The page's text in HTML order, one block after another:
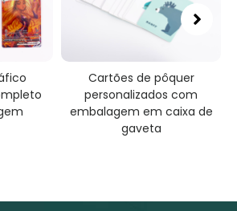
Cartões de pôquer
personalizados com
embalagem em caixa de
Cartão